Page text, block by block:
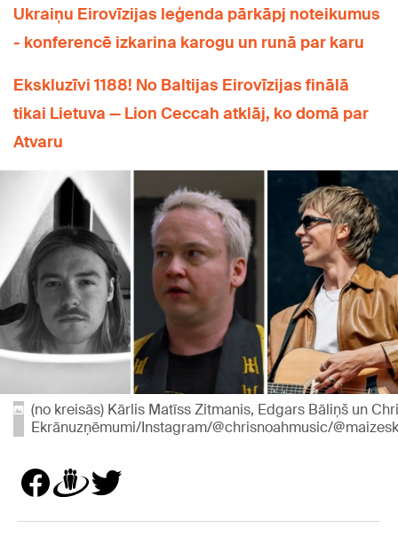
Ukraiņu Eirovīzijas leģenda pārkāpj noteikumus
- konferencē izkarina karogu un runā par karu
Ekskluzīvi 1188! No Baltijas Eirovīzijas finālā
tikai Lietuva — Lion Ceccah atklāj, ko domā par
Atvaru
(no kreisās) Kārlis Matīss Zitmanis, Edgars Bāliņš un
Ekrānuzņēmumi/Instagram/@chrisnoahmusic/